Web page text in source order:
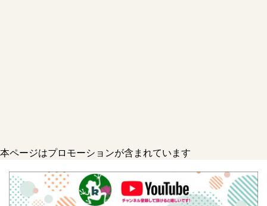
本ページはプロモーションが含まれています